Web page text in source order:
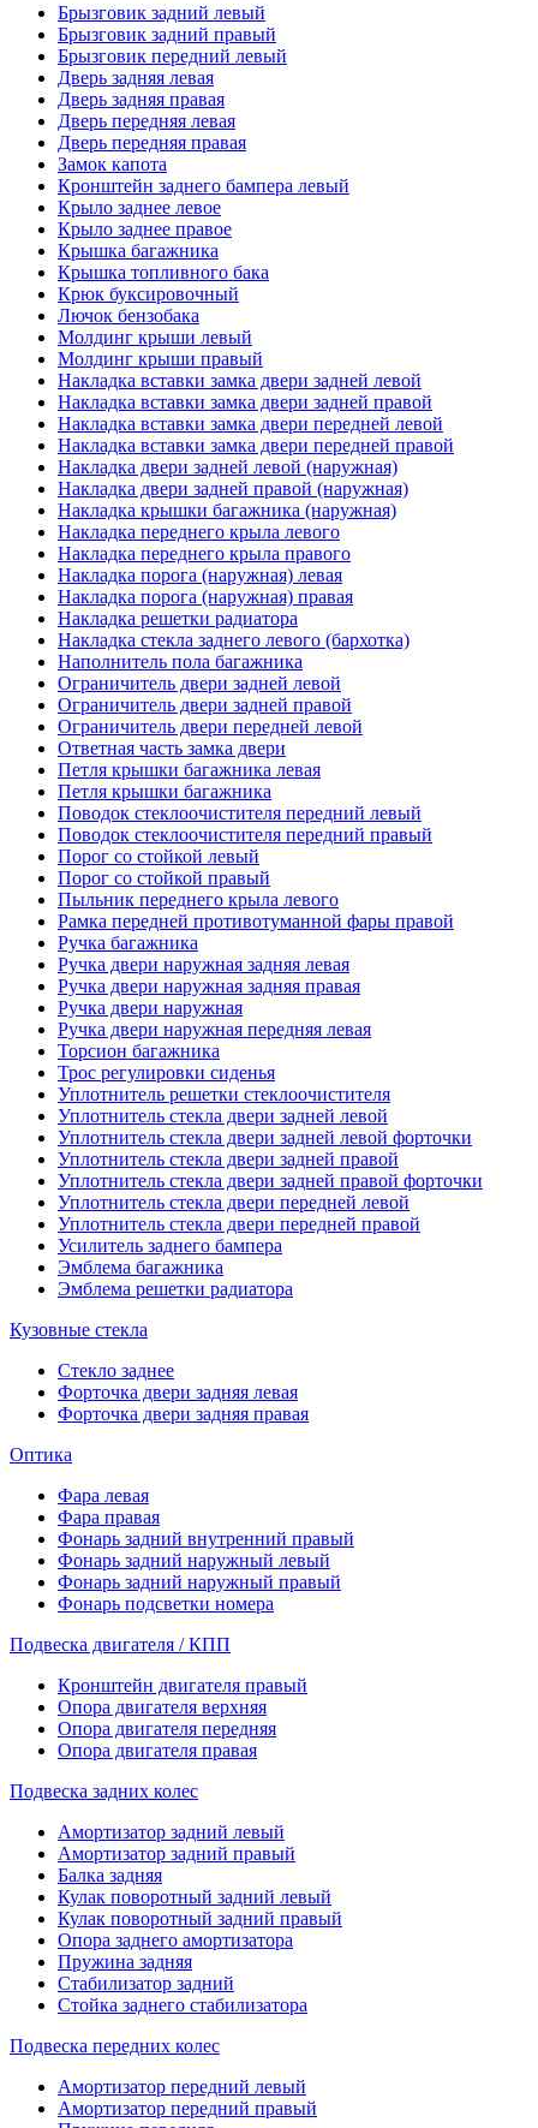
Брызговик задний левый
Брызговик задний правый
Брызговик передний левый
Дверь задняя левая
Дверь задняя правая
Дверь передняя левая
Дверь передняя правая
Замок капота
Кронштейн заднего бампера левый
Крыло заднее левое
Крыло заднее правое
Крышка багажника
Крышка топливного бака
Крюк буксировочный
Лючок бензобака
Молдинг крыши левый
Молдинг крыши правый
Накладка вставки замка двери задней левой
Накладка вставки замка двери задней правой
Накладка вставки замка двери передней левой
Накладка вставки замка двери передней правой
Накладка двери задней левой (наружная)
Накладка двери задней правой (наружная)
Накладка крышки багажника (наружная)
Накладка переднего крыла левого
Накладка переднего крыла правого
Накладка порога (наружная) левая
Накладка порога (наружная) правая
Накладка решетки радиатора
Накладка стекла заднего левого (бархотка)
Наполнитель пола багажника
Ограничитель двери задней левой
Ограничитель двери задней правой
Ограничитель двери передней левой
Ответная часть замка двери
Петля крышки багажника левая
Петля крышки багажника
Поводок стеклоочистителя передний левый
Поводок стеклоочистителя передний правый
Порог со стойкой левый
Порог со стойкой правый
Пыльник переднего крыла левого
Рамка передней противотуманной фары правой
Ручка багажника
Ручка двери наружная задняя левая
Ручка двери наружная задняя правая
Ручка двери наружная
Ручка двери наружная передняя левая
Торсион багажника
Трос регулировки сиденья
Уплотнитель решетки стеклоочистителя
Уплотнитель стекла двери задней левой
Уплотнитель стекла двери задней левой форточки
Уплотнитель стекла двери задней правой
Уплотнитель стекла двери задней правой форточки
Уплотнитель стекла двери передней левой
Уплотнитель стекла двери передней правой
Усилитель заднего бампера
Эмблема багажника
Эмблема решетки радиатора
Кузовные стекла
Стекло заднее
Форточка двери задняя левая
Форточка двери задняя правая
Оптика
Фара левая
Фара правая
Фонарь задний внутренний правый
Фонарь задний наружный левый
Фонарь задний наружный правый
Фонарь подсветки номера
Подвеска двигателя / КПП
Кронштейн двигателя правый
Опора двигателя верхняя
Опора двигателя передняя
Опора двигателя правая
Подвеска задних колес
Амортизатор задний левый
Амортизатор задний правый
Балка задняя
Кулак поворотный задний левый
Кулак поворотный задний правый
Опора заднего амортизатора
Пружина задняя
Стабилизатор задний
Стойка заднего стабилизатора
Подвеска передних колес
Амортизатор передний левый
Амортизатор передний правый